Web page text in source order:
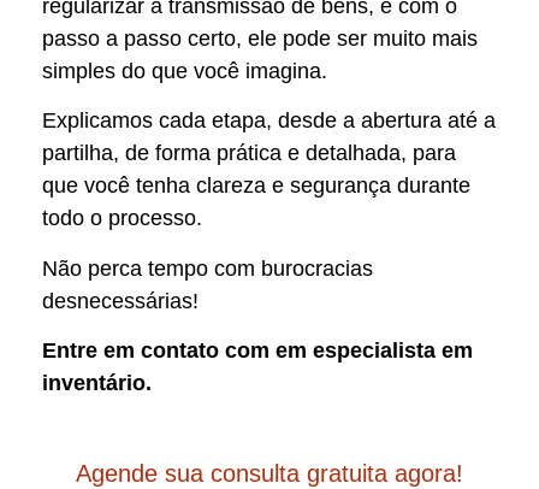
regularizar a transmissão de bens, e com o
passo a passo certo, ele pode ser muito mais
simples do que você imagina.
Explicamos cada etapa, desde a abertura até a
partilha, de forma prática e detalhada, para
que você tenha clareza e segurança durante
todo o processo.
Não perca tempo com burocracias
desnecessárias!
Entre em contato com em especialista em
inventário.
Agende sua consulta gratuita agora!